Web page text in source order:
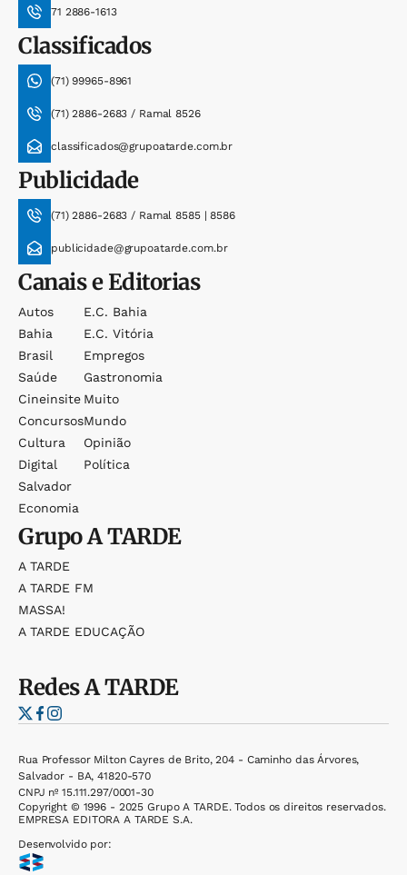
71 2886-1613
Classificados
(71) 99965-8961
(71) 2886-2683 / Ramal 8526
classificados@grupoatarde.com.br
Publicidade
(71) 2886-2683 / Ramal 8585 | 8586
publicidade@grupoatarde.com.br
Canais e Editorias
Autos
Bahia
Brasil
Saúde
Cineinsite
Concursos
Cultura
Digital
Salvador
Economia
E.c. Bahia
E.c. Vitória
Empregos
Gastronomia
Muito
Mundo
Opinião
Política
GrupoA TARDE
A TARDE
A TARDE FM
MASSA!
A TARDE EDUCAÇÃO
RedesA TARDE
Rua Professor Milton Cayres de Brito, 204 - Caminho das Árvores,
Salvador - BA, 41820-570
CNPJ nº 15.111.297/0001-30
Copyright © 1996 - 2025 Grupo A TARDE. Todos os direitos reservados.
EMPRESA EDITORA A TARDE S.A.
Desenvolvido por: